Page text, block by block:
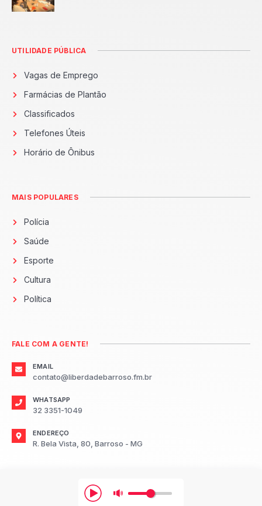
UTILIDADE PÚBLICA
Vagas de Emprego
Farmácias de Plantão
Classificados
Telefones Úteis
Horário de Ônibus
MAIS POPULARES
Polícia
Saúde
Esporte
Cultura
Política
FALE COM A GENTE!
EMAIL
contato@liberdadebarroso.fm.br
WHATSAPP
32 3351-1049
ENDEREÇO
R. Bela Vista, 80, Barroso - MG
2026 Radio Liberdade FM Barroso.
Todos os direitos reservados.